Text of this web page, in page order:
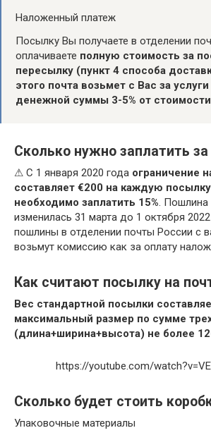
Наложенный платеж
Посылку Вы получаете в отделении
оплачиваете полную стоимость за
пересылку (пункт 4 способа
этого почта возьмет с Вас за
денежной суммы 3-5% от
Сколько нужно заплатить
⚠ С 1 января 2020 года ограничение
составляет €200 на каждую
необходимо заплатить 15% .
изменилась 31 марта до 1 октября
пошлины в отделении почты России с
возьмут комиссию как за оплату
Как считают посылку на
Вес стандартной посылки
максимальный размер по сумме
(длина+ширина+высота) не более
https://youtube.com/
Сколько будет стоить
Упаковочные материалы